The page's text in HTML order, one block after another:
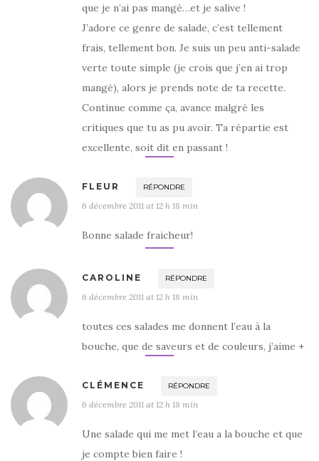
que je n’ai pas mangé…et je salive !
J’adore ce genre de salade, c’est tellement
frais, tellement bon. Je suis un peu anti-salade
verte toute simple (je crois que j’en ai trop
mangé), alors je prends note de ta recette.
Continue comme ça, avance malgré les
critiques que tu as pu avoir. Ta répartie est
excellente, soit dit en passant !
FLEUR RÉPONDRE
6 décembre 2011 at 12 h 18 min
Bonne salade fraicheur!
CAROLINE RÉPONDRE
6 décembre 2011 at 12 h 18 min
toutes ces salades me donnent l’eau à la
bouche, que de saveurs et de couleurs, j’aime +
CLÉMENCE RÉPONDRE
6 décembre 2011 at 12 h 18 min
Une salade qui me met l’eau a la bouche et que
je compte bien faire !